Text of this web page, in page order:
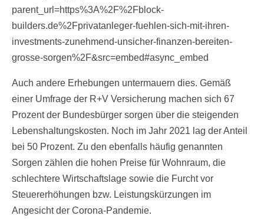
parent_url=https%3A%2F%2Fblock-
builders.de%2Fprivatanleger-fuehlen-sich-mit-ihren-
investments-zunehmend-unsicher-finanzen-bereiten-
grosse-sorgen%2F&src=embed#async_embed
Auch andere Erhebungen untermauern dies. Gemäß
einer Umfrage der R+V Versicherung machen sich 67
Prozent der Bundesbürger sorgen über die steigenden
Lebenshaltungskosten. Noch im Jahr 2021 lag der Anteil
bei 50 Prozent. Zu den ebenfalls häufig genannten
Sorgen zählen die hohen Preise für Wohnraum, die
schlechtere Wirtschaftslage sowie die Furcht vor
Steuererhöhungen bzw. Leistungskürzungen im
Angesicht der Corona-Pandemie.